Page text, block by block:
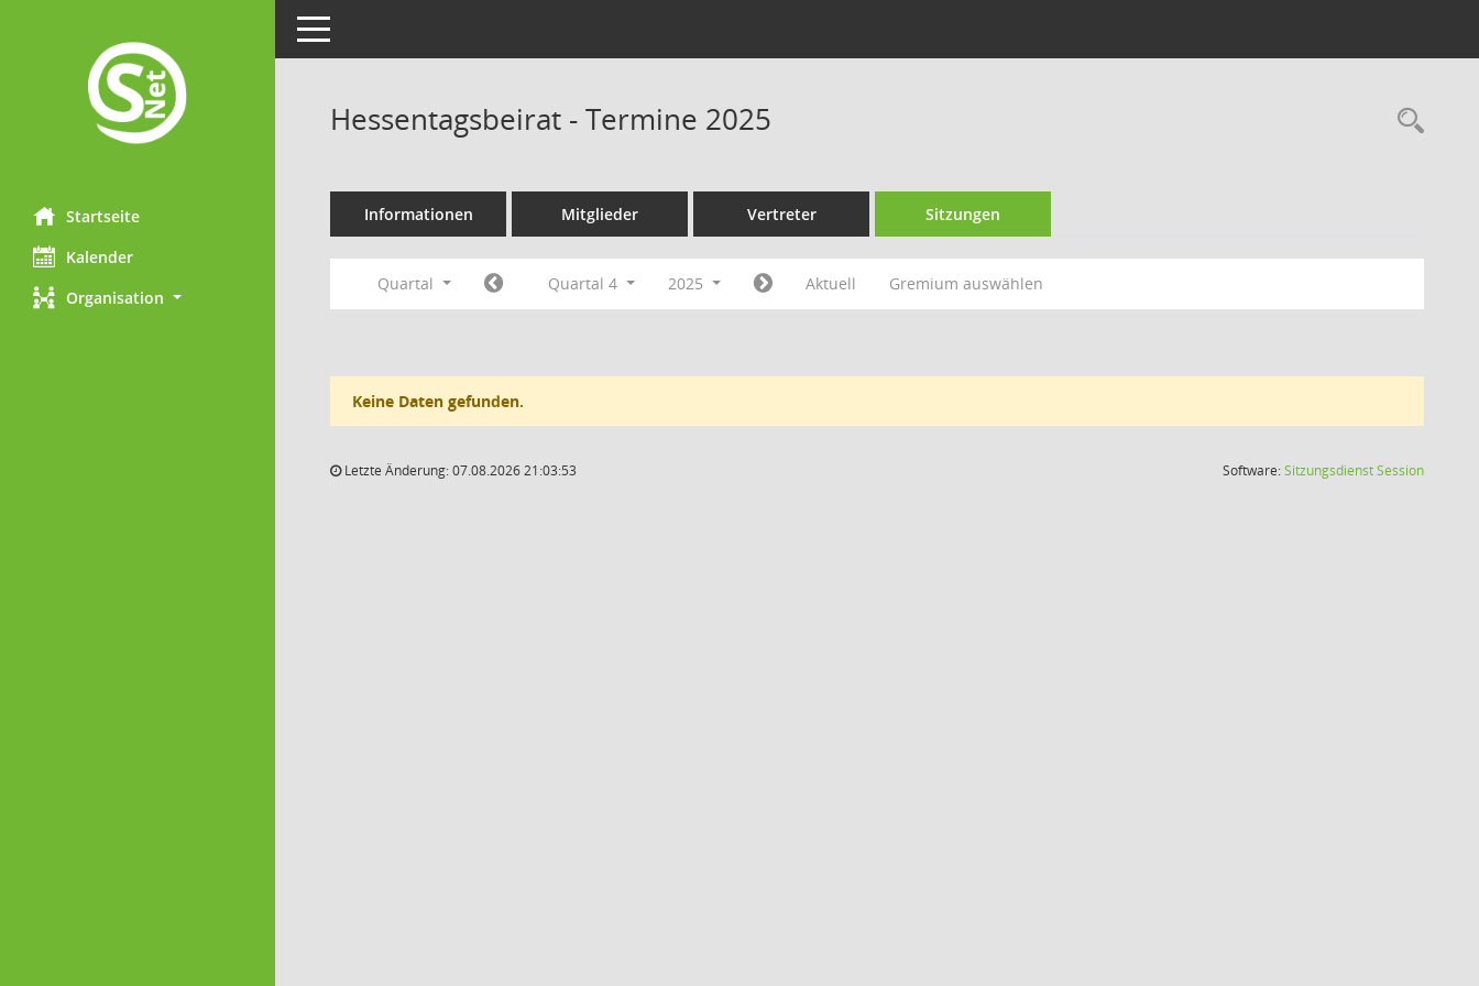
Startseite
Kalender
Organisation
Toggle navigation
Hessentagsbeirat - Termine 2025
Informationen Mitglieder Vertreter Sitzungen
Quartal Quartal 4 2025 Aktuell Gremium auswählen
Keine Daten gefunden.
Letzte Änderung: 07.08.2026 21:03:53 Software:SitzungsdienstSession(Wird in